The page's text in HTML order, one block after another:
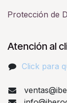
Protección de
Atención al
Click para